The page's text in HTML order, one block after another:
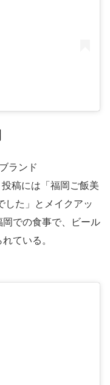
ランド
稿には「福岡ご飯美
した」とメイクアッ
での食事で、ビール
ている。